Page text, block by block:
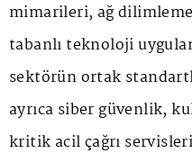
mimarileri, ağ
tabanlı teknoloji
sektörün ortak
ayrıca siber güvenlik,
kritik acil çağrı